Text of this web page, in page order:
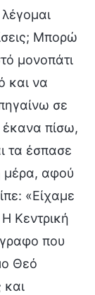
Μπορώ
μονοπάτι
και να
σε
έκανα πίσω,
τα έσπασε
μέρα, αφού
«Είχαμε
Κεντρική
που
Θεό
και